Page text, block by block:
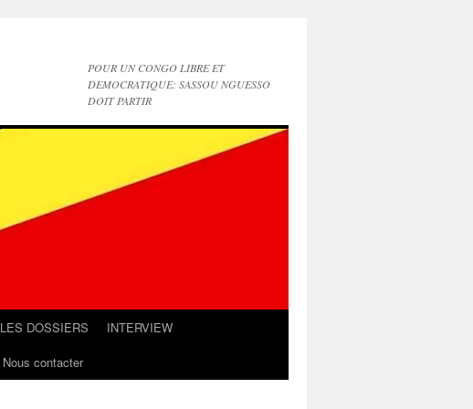
POUR UN CONGO LIBRE ET
DEMOCRATIQUE: SASSOU NGUESSO
DOIT PARTIR
LES DOSSIERS
INTERVIEW
Nous contacter